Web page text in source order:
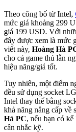
Theo công bố từ Intel,
mức giá khoảng 299
giá 199 USD. Với
đây được xem là mức
viết này, Hoàng Hà
cho cả game thủ lẫn
hiệu năng/giá tốt.
Tuy nhiên, một điểm
đều sử dụng socket
Intel thay thế bằng
khả năng nâng cấp về
Hà PC, nếu bạn có
cân nhắc kỹ.